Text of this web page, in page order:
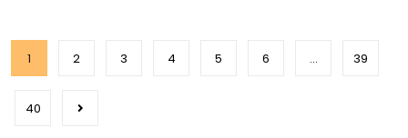
1 2 3 4 5 6 ... 39
40